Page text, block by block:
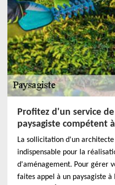
Profitez d'un service
paysagiste compétent
La sollicitation d'un
indispensable pour la
d'aménagement. Pour gérer
faites appel à un paysagiste